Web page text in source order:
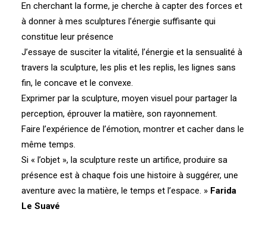
En cherchant la forme, je cherche à capter des forces et
à donner à mes sculptures l’énergie suffisante qui
constitue leur présence
J’essaye de susciter la vitalité, l’énergie et la sensualité à
travers la sculpture, les plis et les replis, les lignes sans
fin, le concave et le convexe.
Exprimer par la sculpture, moyen visuel pour partager la
perception, éprouver la matière, son rayonnement.
Faire l’expérience de l’émotion, montrer et cacher dans le
même temps.
Si « l’objet », la sculpture reste un artifice, produire sa
présence est à chaque fois une histoire à suggérer, une
aventure avec la matière, le temps et l’espace. » Farida
Le Suavé